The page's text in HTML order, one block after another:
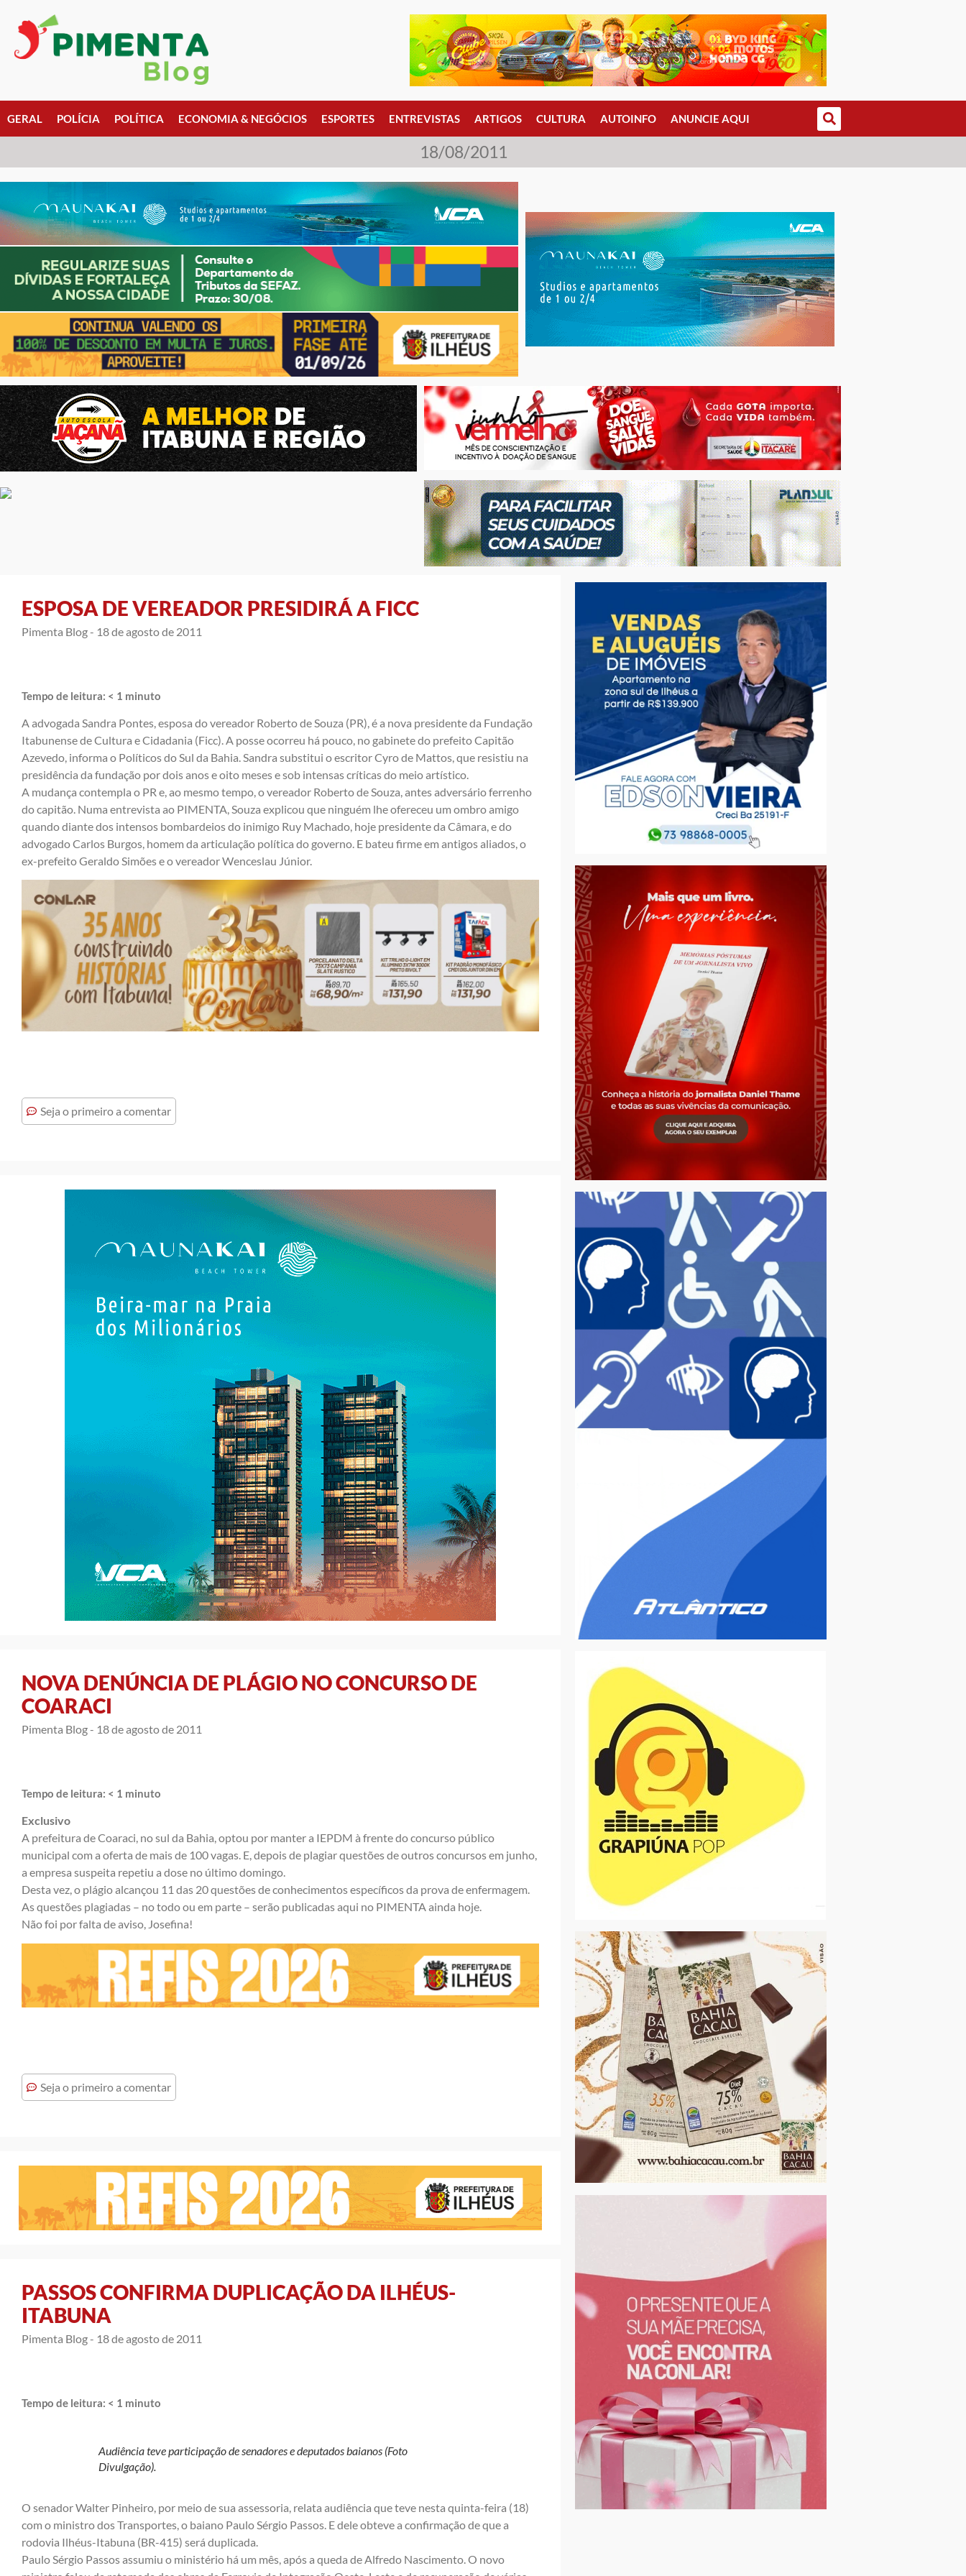
GERAL POLÍCIA POLÍTICA ECONOMIA & NEGÓCIOS ESPORTES ENTREVISTAS ARTIGOS CULTURA AUTOINFO ANUNCIE AQUI
18/08/2011
ESPOSA DE VEREADOR PRESIDIRÁ A FICC
Pimenta Blog - 18 de agosto de 2011
Tempo de leitura: < 1 minuto
A advogada Sandra Pontes, esposa do vereador Roberto de Souza (PR), é a nova presidente da Fundação
Itabunense de Cultura e Cidadania (Ficc). A posse ocorreu há pouco, no gabinete do prefeito Capitão
Azevedo, informa o Políticos do Sul da Bahia. Sandra substitui o escritor Cyro de Mattos, que resistiu na
presidência da fundação por dois anos e oito meses e sob intensas críticas do meio artístico.
A mudança contempla o PR e, ao mesmo tempo, o vereador Roberto de Souza, antes adversário ferrenho
do capitão. Numa entrevista ao PIMENTA , Souza explicou que ninguém lhe ofereceu um ombro amigo
quando diante dos intensos bombardeios do inimigo Ruy Machado, hoje presidente da Câmara, e do
advogado Carlos Burgos, homem da articulação política do governo. E bateu firme em antigos aliados, o
ex-prefeito Geraldo Simões e o vereador Wenceslau Júnior.
Seja o primeiro a comentar
NOVA DENÚNCIA DE PLÁGIO NO CONCURSO DE
COARACI
Pimenta Blog - 18 de agosto de 2011
Tempo de leitura: < 1 minuto
Exclusivo
A prefeitura de Coaraci, no sul da Bahia, optou por manter a IEPDM à frente do concurso público
municipal com a oferta de mais de 100 vagas. E,depois de plagiar questões de outros concursos em junho,
a empresa suspeita repetiu a dose no último domingo.
Desta vez, o plágio alcançou 11 das 20 questões de conhecimentos específicos da prova de enfermagem.
As questões plagiadas – no todo ou em parte – serão publicadas aqui no PIMENTA ainda hoje.
Não foi por falta de aviso, Josefina!
Seja o primeiro a comentar
PASSOS CONFIRMA DUPLICAÇÃO DA ILHÉUS-
ITABUNA
Pimenta Blog - 18 de agosto de 2011
Tempo de leitura: < 1 minuto
Audiência teve participação de senadores e deputados baianos (Foto
Divulgação).
O senador Walter Pinheiro, por meio de sua assessoria, relata audiência que teve nesta quinta-feira (18)
com o ministro dos Transportes, o baiano Paulo Sérgio Passos. E dele obteve a confirmação de que a
rodovia Ilhéus-Itabuna (BR-415) será duplicada.
Paulo Sérgio Passos assumiu o ministério há um mês, após a queda de Alfredo Nascimento. O novo